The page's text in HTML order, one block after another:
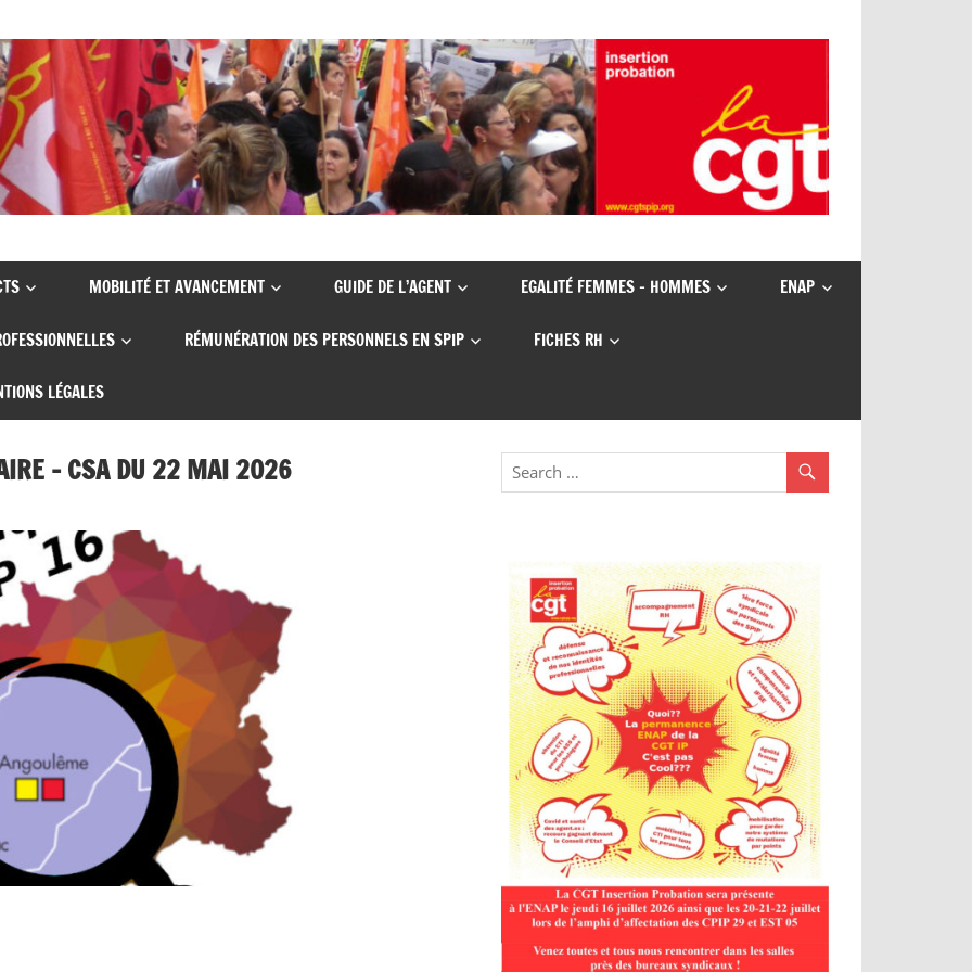
MOBILITÉ ET AVANCEMENT GUIDE DE L’AGENT EGALITÉ FEMMES – HOMMES ENAP
RÉMUNÉRATION DES PERSONNELS EN SPIP FICHES RH
LÉGALES
– CSA DU 22 MAI 2026